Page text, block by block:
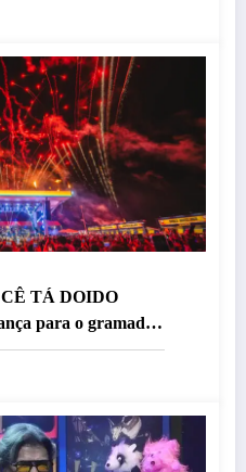
CÊ TÁ DOIDO
para o gramado